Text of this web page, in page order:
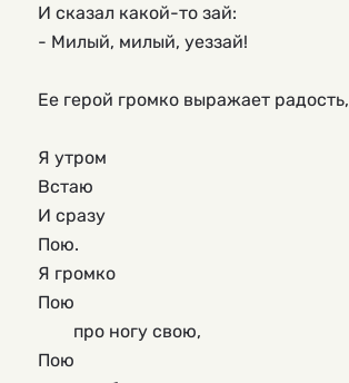
И сказал какой-то зай:
- Милый, милый, уеззай!
Ее герой громко выражает
Я утром
Встаю
И сразу
Пою.
Я громко
Пою
Пою